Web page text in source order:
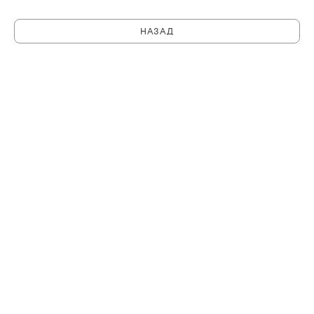
НАЗАД